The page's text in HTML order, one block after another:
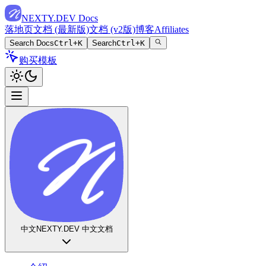
NEXTY.DEV Docs
落地页文档 (最新版)文档 (v2版)博客Affiliates
Search DocsCtrl+K SearchCtrl+K
购买模板
中文 NEXTY.DEV 中文文档